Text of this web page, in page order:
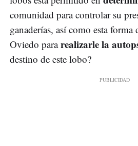
comunidad para controlar su
ganaderías, así como esta forma
Oviedo pararealizarle la
destino de este lobo?